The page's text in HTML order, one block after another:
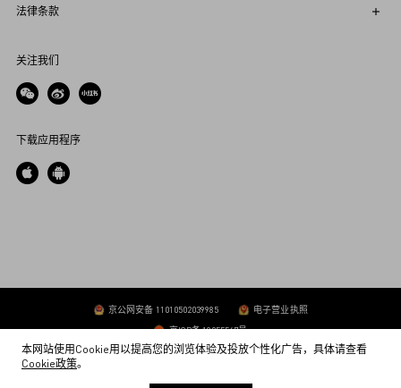
法律条款
关注我们
下载应用程序
京公网安备 11010502039985
电子营业执照
京ICP备 19055547号
本网站使用Cookie用以提高您的浏览体验及投放个性化广告，具体请查看
Cookie政策。